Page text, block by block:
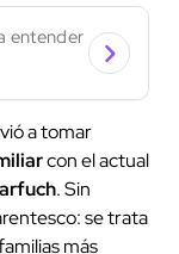
entender
a tomar
con el actual
. Sin
se trata
más